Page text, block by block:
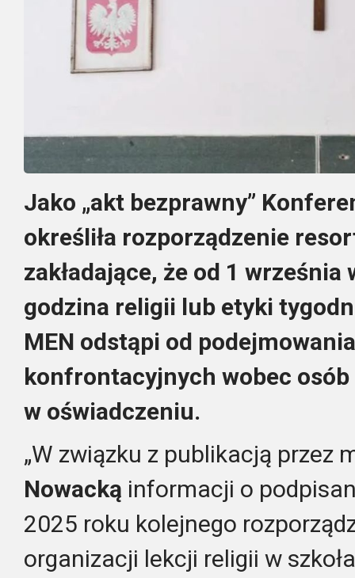
Jako „akt bezprawny”
określiła rozporządzenie
zakładające, że od 1 września
godzina religii lub etyki
MEN odstąpi od
konfrontacyjnych wobec
w oświadczeniu.
„W związku z publikacją przez
Nowacką informacji o
2025 roku kolejnego
organizacji lekcji religii w